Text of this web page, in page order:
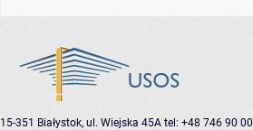
15-351 Białystok, ul. Wiejska 45A tel: +48 746 90 00